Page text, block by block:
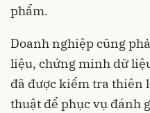
phẩm.
Doanh nghiệp cũng
liệu, chứng minh dữ
đã được kiểm tra thiên
thuật để phục vụ đánh